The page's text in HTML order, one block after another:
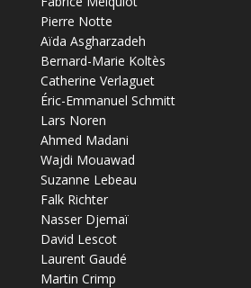
Pierre Notte
Aïda Asgharzadeh
Bernard-Marie Koltès
Catherine Verlaguet
Éric-Emmanuel Schmitt
Lars Noren
Ahmed Madani
Wajdi Mouawad
Suzanne Lebeau
Falk Richter
Nasser Djemaï
David Lescot
Laurent Gaudé
Martin Crimp